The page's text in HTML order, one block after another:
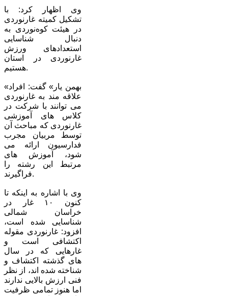
وی اظهار کرد: با
تشکیل کمیته غارنوردی
در هیئت کوه‌نوردی به
دنبال شناسایی
استعدادهای ورزش
غارنوردی در استان
هستیم.
«بهمن یار» گفت: افراد
علاقه مند به غارنوردی
می توانند با شرکت در
کلاس های آموزشی
غارنوردی که مباحث آن
توسط مربیان مجرب
فدارسیون ارائه می
شود، آموزش های
مرتبط این رشته را
فراگیرند.
وی با اشاره به اینکه تا
کنون ۱۰ غار در
خراسان شمالی
شناسایی شده است،
افزود: غارنوردی مقوله
اکتشافی است و
غارهایی که در سال
های گذشته اکتشاف و
شناخته شده اند، از نظر
فنی ارزش بالایی ندارند
اما هنوز تمامی ظرفیت